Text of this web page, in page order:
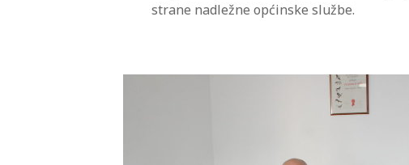
strane nadležne općinske službe.